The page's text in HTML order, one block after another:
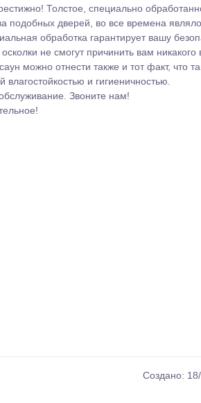
Толстое, специально
подобных дверей, во все времена
обработка гарантирует вашу
не смогут причинить вам никакого
можно отнести также и тот факт, что
и гигиеничностью.
Звоните нам!
Создано: